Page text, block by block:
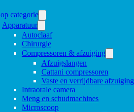
categorie
Apparatuur
Autoclaaf
Chirurgie
Compressoren & afzuiging
Afzuigslangen
Cattani compressoren
Vaste en verrijdbare afzuiging
Intraorale camera
Meng en schudmachines
Microscoop